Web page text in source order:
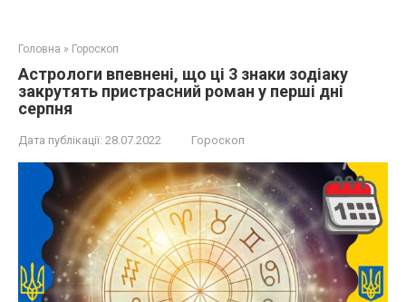
Головна » Гороскоп
Астрологи впевнені, що ці 3 знаки зодіаку
закрутять пристрасний роман у перші дні
серпня
Дата публікації: 28.07.2022 Гороскоп